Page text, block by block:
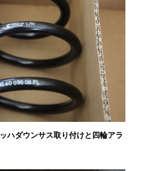
ハダウンサス取り付けと四輪アラ